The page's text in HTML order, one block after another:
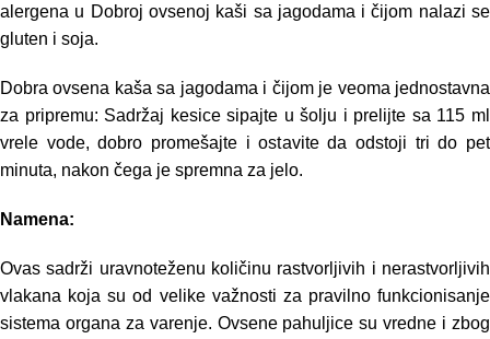
alergena u Dobroj ovsenoj kaši sa jagodama i čijom nalazi se
gluten i soja.
Dobra ovsena kaša sa jagodama i čijom je veoma jednostavna
za pripremu: Sadržaj kesice sipajte u šolju i prelijte sa 115 ml
vrele vode, dobro promešajte i ostavite da odstoji tri do pet
minuta, nakon čega je spremna za jelo.
Namena:
Ovas sadrži uravnoteženu količinu rastvorljivih i nerastvorljivih
vlakana koja su od velike važnosti za pravilno funkcionisanje
sistema organa za varenje. Ovsene pahuljice su vredne i zbog